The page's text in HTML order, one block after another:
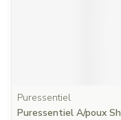
Puressentiel
Puressentiel A/poux Sh